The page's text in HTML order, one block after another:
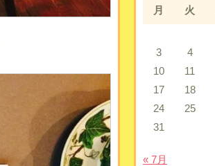
月 火
3
4
10
11
17
18
24
25
31
« 7月